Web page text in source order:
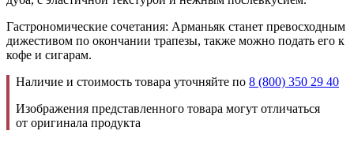
Гастрономические сочетания: Арманьяк станет превосходным
дижестивом по окончании трапезы, также можно подать его к
кофе и сигарам.
Наличие и стоимость товара уточняйте по 8 (800) 350 29 40
Изображения представленного товара могут отличаться
от оригинала продукта